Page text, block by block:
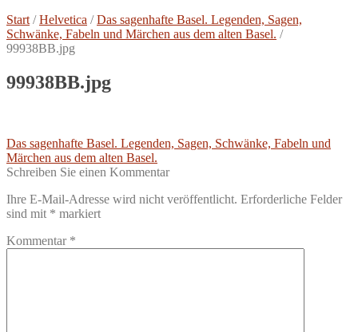
Start /Helvetica /Das sagenhafte Basel. Legenden, Sagen,
Schwänke, Fabeln und Märchen aus dem alten Basel. /
99938BB.jpg
99938BB.jpg
Beitragsnavigation
Vorheriger
Beitrag:
Das sagenhafte Basel. Legenden, Sagen, Schwänke, Fabeln und
Märchen aus dem alten Basel.
Schreiben Sie einen Kommentar
Ihre E-Mail-Adresse wird nicht veröffentlicht. Erforderliche Felder
sind mit * markiert
Kommentar *